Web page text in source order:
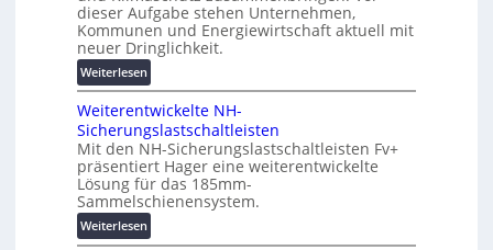
u
n
e
n
d
d
i
g
i
t
a
l
e
T
r
a
n
i
n
e
n
b
a
u
:
F
o
r
s
dieser Aufgabe stehen Unternehmen,
Kommunen und Energiewirtschaft aktuell mit
neuer Dringlichkeit.
Weiterlesen:
V
o
l
t
a
-
X
2
Weiterentwickelte NH-
Sicherungslastschaltleisten
Mit den NH-Sicherungslastschaltleisten Fv+
präsentiert Hager eine weiterentwickelte
Lösung für das 185mm-
Sammelschienensystem.
Weiterlesen:
W